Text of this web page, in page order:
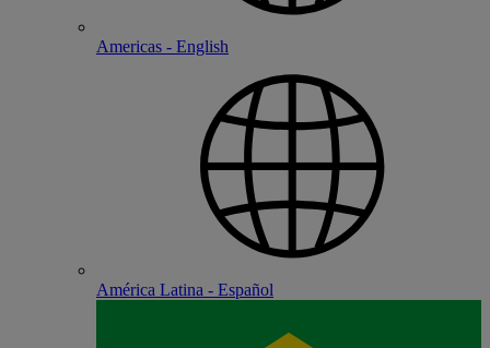
Americas - English
América Latina - Español